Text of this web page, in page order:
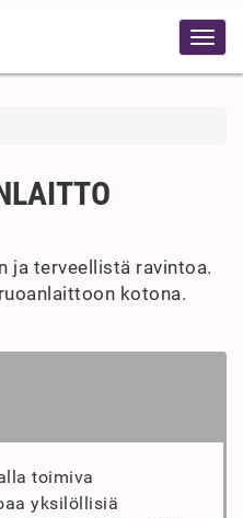
ja terveellistä ravintoa.
kotona.
toimiva
yksilöllisiä